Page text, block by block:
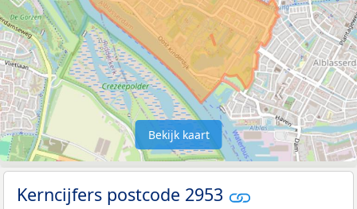
Bekijk kaart
Kerncijfers postcode 2953